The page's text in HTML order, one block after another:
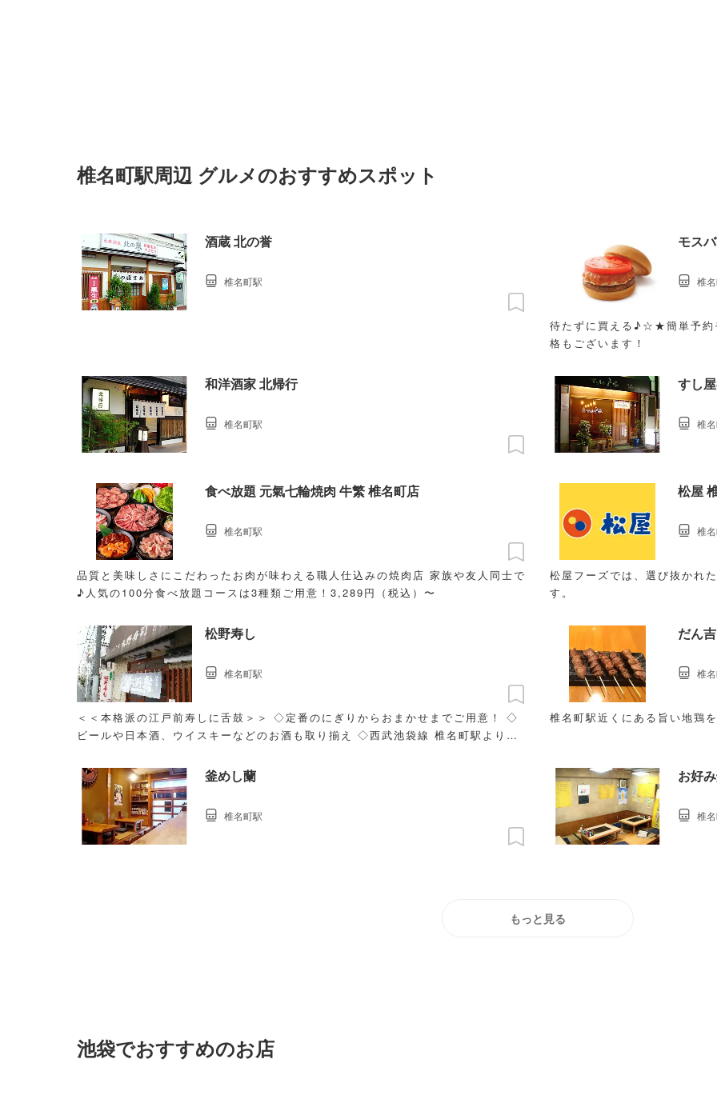
椎名町駅周辺 グルメのおすすめスポット
酒蔵 北の誉
椎名町駅
モス
待たずに買える♪☆★簡単予
格もございます！
椎
和洋酒家 北帰行
椎名町駅
すし
椎
食べ放題 元氣七輪焼肉 牛繁 椎名町店
品質と美味しさにこだわったお肉が味わえる職人仕込みの焼肉店 家族や友人同士で
♪人気の100分食べ放題コースは3種類ご用意！3,289円（税込）〜
椎名町駅
松屋
松屋フーズでは、選び抜かれた素
す。
椎
松野寿し
＜＜本格派の江戸前寿しに舌鼓＞＞ ◇定番のにぎりからおまかせまでご用意！ ◇
ビールや日本酒、ウイスキーなどのお酒も取り揃え ◇西武池袋線 椎名町駅より徒
椎名町駅
だん
椎名町駅近くにある旨い地鶏
椎
釜めし蘭
椎名町駅
お好
椎
もっと見る
池袋でおすすめのお店